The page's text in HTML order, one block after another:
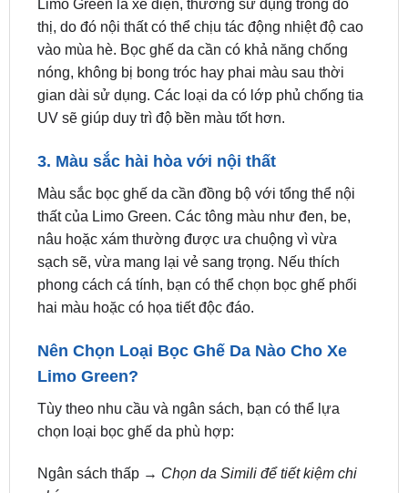
nóng, không bị bong tróc hay phai màu sau thời
gian dài sử dụng. Các loại da có lớp phủ chống tia
UV sẽ giúp duy trì độ bền màu tốt hơn.
3. Màu sắc hài hòa với nội thất
thất của Limo Green. Các tông màu như đen, be,
nâu hoặc xám thường được ưa chuộng vì vừa
sạch sẽ, vừa mang lại vẻ sang trọng. Nếu thích
phong cách cá tính, bạn có thể chọn bọc ghế phối
hai màu hoặc có họa tiết độc đáo.
Nên Chọn Loại Bọc Ghế Da Nào Cho Xe
Tùy theo nhu cầu và ngân sách, bạn có thể lựa
chọn loại bọc ghế da phù hợp:
Ngân sách thấp →Chọn da Simili để tiết kiệm chi